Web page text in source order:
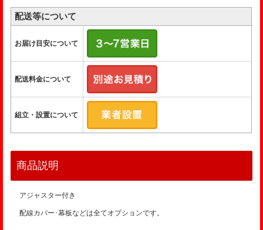
配送等について
お届け目安について
配送料金について
組立・設置について
商品説明
アジャスター付き
配線カバー･幕板などは全てオプションです。